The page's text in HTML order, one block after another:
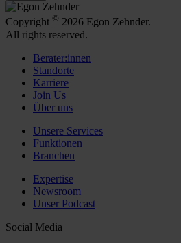
Copyright © 2026 Egon Zehnder.
All rights reserved.
Berater:innen
Standorte
Karriere
Join Us
Über uns
Unsere Services
Funktionen
Branchen
Expertise
Newsroom
Unser Podcast
Social Media